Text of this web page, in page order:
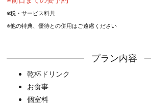
※税・サービス料共
※他の特典、優待との併用はご遠慮ください
プラン内容
乾杯ドリンク
お食事
個室料